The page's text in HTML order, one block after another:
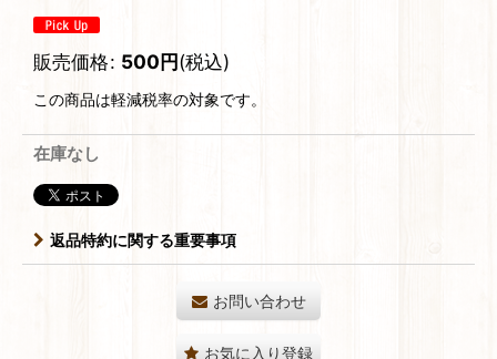
販売価格: 500円(税込)
この商品は軽減税率の対象です。
在庫なし
返品特約に関する重要事項
お問い合わせ
お気に入り登録